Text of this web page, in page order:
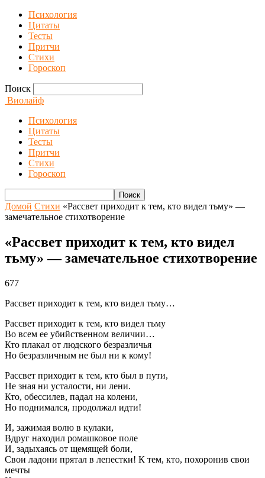
Психология
Цитаты
Тесты
Притчи
Стихи
Гороскоп
Поиск
Виолайф
Психология
Цитаты
Тесты
Притчи
Стихи
Гороскоп
Домой Стихи «Рассвет приходит к тем, кто видел тьму» —
замечательное стихотворение
«Рассвет приходит к тем, кто видел
тьму» — замечательное стихотворение
677
Рассвет приходит к тем, кто видел тьму…
Рассвет приходит к тем, кто видел тьму
Во всем ее убийственном величии…
Кто плакал от людского безразличья
Но безразличным не был ни к кому!
Рассвет приходит к тем, кто был в пути,
Не зная ни усталости, ни лени.
Кто, обессилев, падал на колени,
Но поднимался, продолжал идти!
И, зажимая волю в кулаки,
Вдруг находил ромашковое поле
И, задыхаясь от щемящей боли,
Свои ладони прятал в лепестки! К тем, кто, похоронив свои
мечты